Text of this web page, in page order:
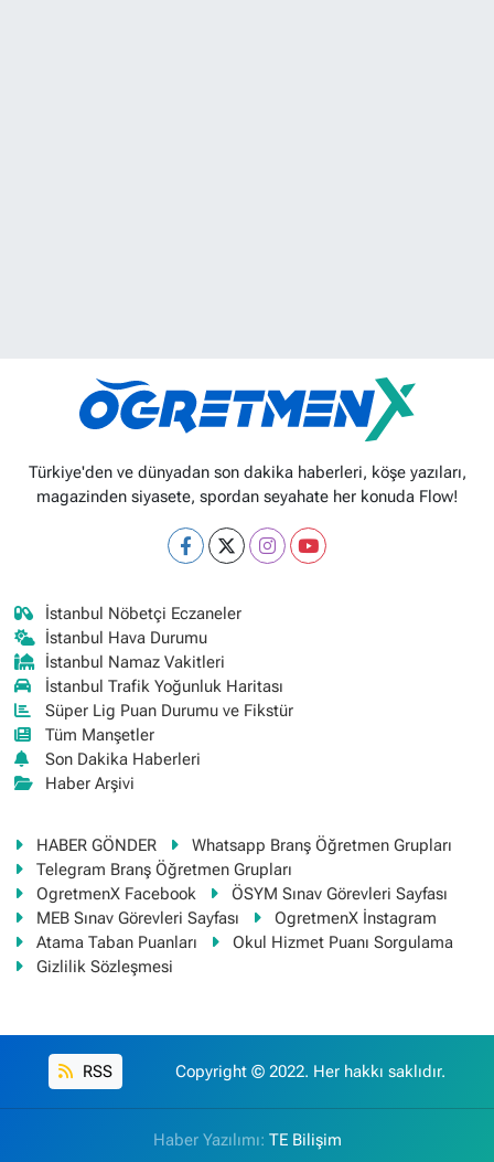
Türkiye'den ve dünyadan son dakika haberleri, köşe yazıları,
magazinden siyasete, spordan seyahate her konuda Flow!
İstanbul Nöbetçi Eczaneler
İstanbul Hava Durumu
İstanbul Namaz Vakitleri
İstanbul Trafik Yoğunluk Haritası
Süper Lig Puan Durumu ve Fikstür
Tüm Manşetler
Son Dakika Haberleri
Haber Arşivi
HABER GÖNDER
Whatsapp Branş Öğretmen Grupları
Telegram Branş Öğretmen Grupları
OgretmenX Facebook
ÖSYM Sınav Görevleri Sayfası
MEB Sınav Görevleri Sayfası
OgretmenX İnstagram
Atama Taban Puanları
Okul Hizmet Puanı Sorgulama
Gizlilik Sözleşmesi
RSS Copyright © 2022. Her hakkı saklıdır.
Haber Yazılımı: TE Bilişim